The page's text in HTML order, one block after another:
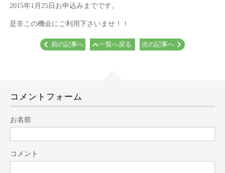
2015年1月25日お申込みまでです。
是非この機会にご利用下さいませ！！
前の記事へ 一覧へ戻る 次の記事へ
コメントフォーム
お名前
コメント